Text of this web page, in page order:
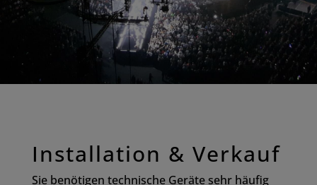
Installation & Verkauf
Sie benötigen technische Geräte sehr häufig